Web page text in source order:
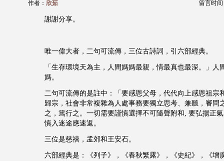
作者： 欣茹 留言时间
謝謝分享。
唯一偉大者，二句可流傳，三位古詩詞，引六部經典。
「生存環境天為主，人間媽媽最親，情最真也最深。」人
媽。
二句可流傳的是註中：「要感恩父母，代代向上感恩祖宗
歸宗，社會非常複雜為人處事務要獨立思考、兼聽，審問
之，篤行之。一切需要謹慎選擇不可隨聲附和, 要弘揚正
慎入迷途應速返。
三位是慈禧，孟郊和王安石。
六部經典是：《列子》，《春秋繁露》，《史紀》，《增